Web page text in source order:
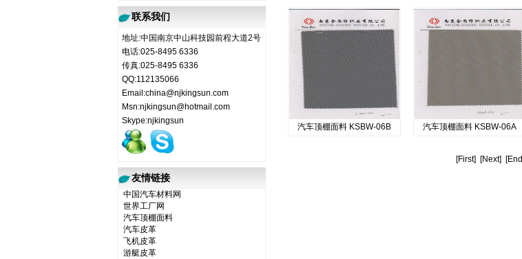
联系我们
地址:中国南京中山科技园前程大道2号
电话:025-8495 6336
传真:025-8495 6336
QQ:112135066
Email:china@njkingsun.com
Msn:njkingsun@hotmail.com
Skype:njkingsun
友情链接
中国汽车材料网
世界工厂网
汽车顶棚面料
汽车皮革
飞机皮革
游艇皮革
汽车顶棚面料 KSBW-06B 汽车顶棚面料 KSBW-06A
[First] [Next] [End